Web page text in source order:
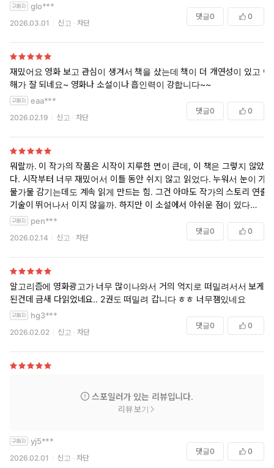
glo***
2026.03.01 신고 차단
댓글0 0
재밌어요 영화 보고 관심이 생겨서 책을 샀는데 책이 더 개연성이 있고 이
해가 잘 되네요~ 영화나 소설이나 흡인력이 강합니다~~
eaa***
2026.02.19 신고 차단
댓글0 0
뭐랄까. 이 작가의 작품은 시작이 지루한 면이 큰데, 이 책은 그렇지 않았
다. 시작부터 너무 재밌어서 이틀 동안 쉬지 않고 읽었다. 누워서 눈이 가
물가물 감기는데도 계속 읽게 만드는 힘. 그건 아마도 작가의 스토리 연출
기술이 뛰어나서 이지 않을까. 하지만 이 소설에서 아쉬운 점이 있다면 니
나의 캐릭터가 후반에 붕괴한다는 거고, 엔조도 일관성 있지 않다는 거.
아쉬운 점이 많지만 그럼에도 불구하고 별은 당연히 5개. 최근 읽은 책 중
에서 이보다 몰임감 있는 책은 없었다.
pen***
2026.02.14 신고 차단
댓글0 0
알고리즘에 영화광고가 너무 많이나와서 거의 억지로 떠밀려서서 보게된
된건데 금새 다읽었네요.. 2권도 떠밀려 갑니다 ㅎㅎ 너무잼있네요
hg3***
2026.02.02 신고 차단
댓글0 0
스포일러가 있는 리뷰입니다.
리뷰 보기
yj5***
2026.02.01 신고 차단
댓글0 0